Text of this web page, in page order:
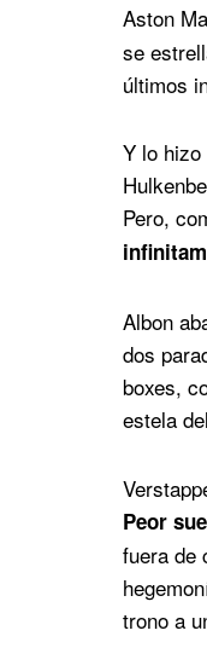
Aston
se
últimos
Y lo
Pero,
Albon
dos
boxes,
estela
Peor
fuera de
trono a